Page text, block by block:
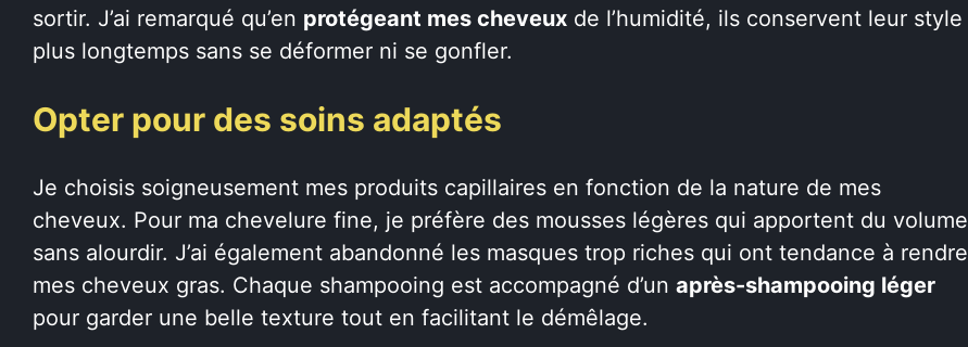
sortir. J’ai remarqué qu’en protégeant mes cheveux de l’humidité, ils conservent leur style
plus longtemps sans se déformer ni se gonfler.
Opter pour des soins adaptés
Je choisis soigneusement mes produits capillaires en fonction de la nature de mes
cheveux. Pour ma chevelure fine, je préfère des mousses légères qui apportent du volume
sans alourdir. J’ai également abandonné les masques trop riches qui ont tendance à rendre
mes cheveux gras. Chaque shampooing est accompagné d’un après-shampooing léger
pour garder une belle texture tout en facilitant le démêlage.